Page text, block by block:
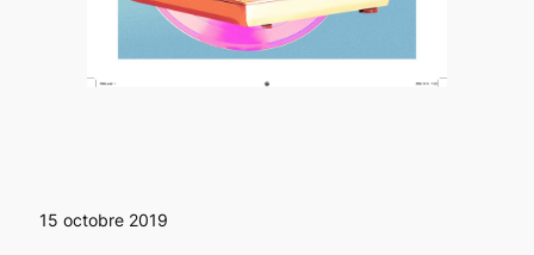
15 octobre 2019